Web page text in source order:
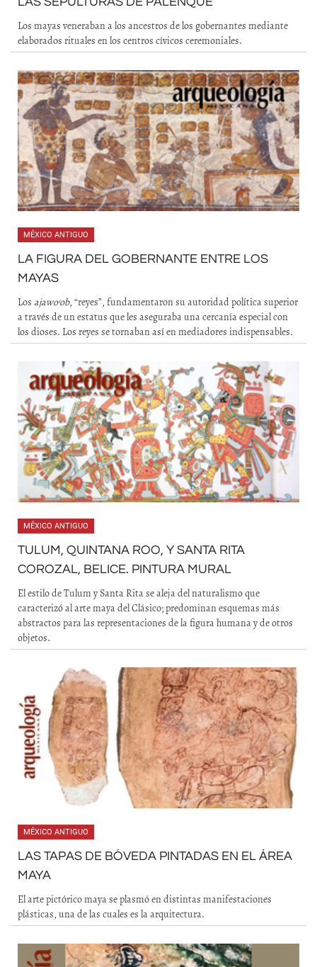
Los mayas veneraban a los ancestros de los gobernantes mediante
elaborados rituales en los centros cívicos ceremoniales.
MÉXICO ANTIGUO
LA FIGURA DEL GOBERNANTE ENTRE LOS
MAYAS
Los ajawo’ob, “reyes”, fundamentaron su autoridad política superior
a través de un estatus que les aseguraba una cercanía especial con
los dioses. Los reyes se tornaban así en mediadores indispensables.
MÉXICO ANTIGUO
TULUM, QUINTANA ROO, Y SANTA RITA
COROZAL, BELICE. PINTURA MURAL
El estilo de Tulum y Santa Rita se aleja del naturalismo que
caracterizó al arte maya del Clásico; predominan esquemas más
abstractos para las representaciones de la figura humana y de otros
objetos.
MÉXICO ANTIGUO
LAS TAPAS DE BÓVEDA PINTADAS EN EL ÁREA
MAYA
El arte pictórico maya se plasmó en distintas manifestaciones
plásticas, una de las cuales es la arquitectura.